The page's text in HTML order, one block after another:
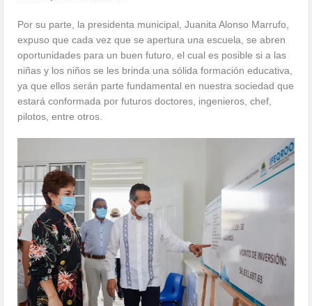
Por su parte, la presidenta municipal, Juanita Alonso Marrufo,
expuso que cada vez que se apertura una escuela, se abren
oportunidades para un buen futuro, el cual es posible si a las
niñas y los niños se les brinda una sólida formación educativa,
ya que ellos serán parte fundamental en nuestra sociedad que
estará conformada por futuros doctores, ingenieros, chef,
pilotos, entre otros.